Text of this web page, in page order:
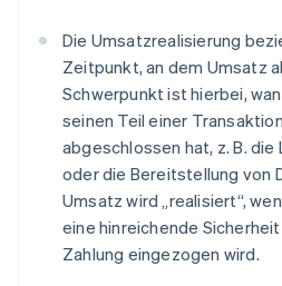
Die Umsatzrealisierung
Zeitpunkt, an dem Umsatz
Schwerpunkt ist hierbei,
seinen Teil einer
abgeschlossen hat, z. B. die
oder die Bereitstellung von
Umsatz wird „realisiert“,
eine hinreichende
Zahlung eingezogen wird.